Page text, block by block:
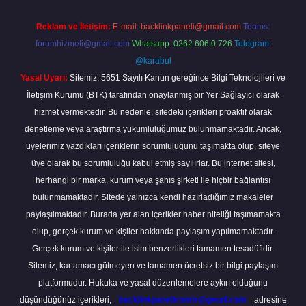
Reklam ve İletişim: E-mail: backlinkpaneli@gmail.com Teams:
forumhizmeti@gmail.com Whatsapp: 0262 606 0 726 Telegram:
@karabul
Yasal Uyarı: Sitemiz, 5651 Sayılı Kanun gereğince Bilgi Teknolojileri ve
İletişim Kurumu (BTK) tarafından onaylanmış bir Yer Sağlayıcı olarak
hizmet vermektedir. Bu nedenle, sitedeki içerikleri proaktif olarak
denetleme veya araştırma yükümlülüğümüz bulunmamaktadır. Ancak,
üyelerimiz yazdıkları içeriklerin sorumluluğunu taşımakta olup, siteye
üye olarak bu sorumluluğu kabul etmiş sayılırlar. Bu internet sitesi,
herhangi bir marka, kurum veya şahıs şirketi ile hiçbir bağlantısı
bulunmamaktadır. Sitede yalnızca kendi hazırladığımız makaleler
paylaşılmaktadır. Burada yer alan içerikler haber niteliği taşımamakta
olup, gerçek kurum ve kişiler hakkında paylaşım yapılmamaktadır.
Gerçek kurum ve kişiler ile isim benzerlikleri tamamen tesadüfidir.
Sitemiz, kar amacı gütmeyen ve tamamen ücretsiz bir bilgi paylaşım
platformudur. Hukuka ve yasal düzenlemelere aykırı olduğunu
düşündüğünüz içerikleri,
backlinkpanelicomtr@gmail.com adresine